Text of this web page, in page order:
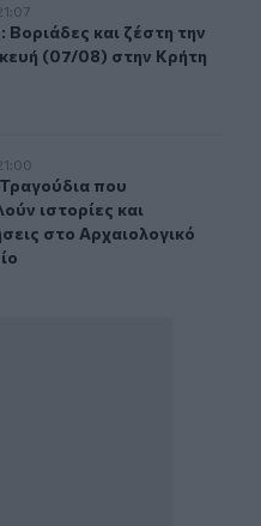
την Παρασκευή (07/08)
Βοριάδες και ζέστη την
Βοριάδες και ζέστη την
(07/08) στην Κρήτη
ιστορίες και
Τραγούδια που κουβαλούν
που
ιστορίες και
στο Αρχαιολογικό